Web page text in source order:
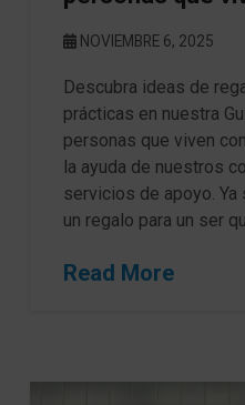
NOVIEMBRE 6, 2025
Descubra ideas de
prácticas en nuestra
personas que viven
la ayuda de nuestros
servicios de apoyo.
un regalo para un ser
Read More